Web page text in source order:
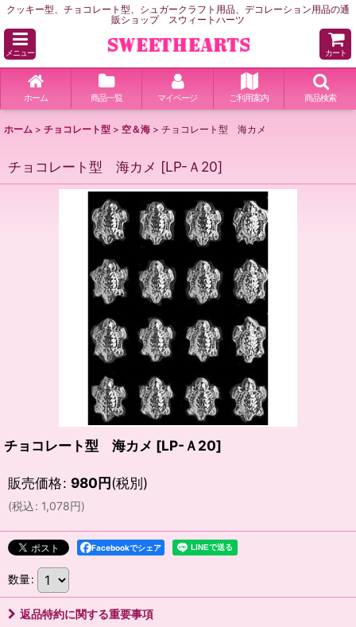
クッキー型、チョコレート型、シュガークラフト用品、デコレーション用品の通
販ショップ スウィートハーツ
メニュー カート
ホーム 商品一覧 マイページ ご利用案内 商品検索
ホーム > チョコレート型 > 空＆海 > チョコレート型 海カメ
チョコレート型 海カメ [LP-Ａ20]
チョコレート型 海カメ [LP-Ａ20]
販売価格: 980円(税別)
(税込: 1,078円)
Facebookでシェア
数量:
返品特約に関する重要事項